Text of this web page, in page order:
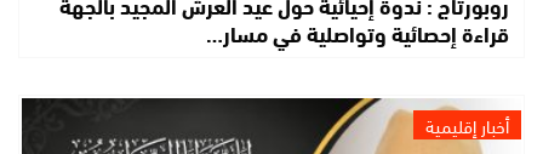
قراءة إحصائية وتواصلية في مسار…
أخبار إقليمية